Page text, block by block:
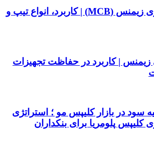
کلید مینیاتوری زیمنس (MCB) | کاربرد، انواع تیپ و
| کاربرد در حفاظت تجهیزات
سود در بازار کلیپس مو ؛ استراتژی
کلیپس پلومریا برای بنکداران